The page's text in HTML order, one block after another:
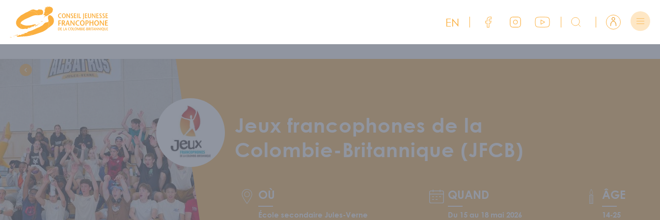
CJFCB EN Lien Facebook du CJFCB
Lien Instagram du CJFCB
Lien YouTube du CJFCBRechercher sur CJFCBSe connecter
NOUS CONNAÎTRE
CA et équipe
PROGRAMMATION
NOS RESSOURCES
Jeux francophones de la
Colombie-Britannique (JFCB)
OÙ
École secondaire Jules-Verne
QUAND
Du 15 au 18 mai 2026
ÂGE
14-25